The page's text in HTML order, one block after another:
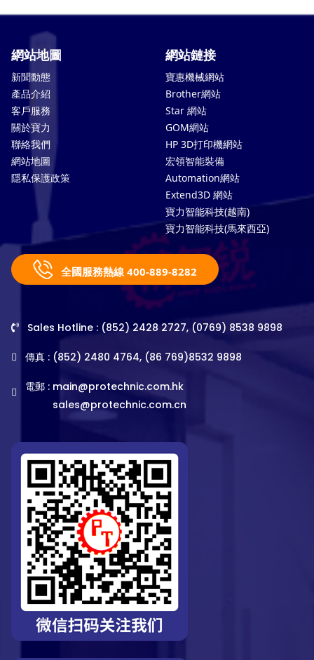
網站地圖
新聞動態
產品介紹
客戶服務
關於寶力
聯絡我們
網站地圖
隱私保護政策
網站鏈接
寶惠機械網站
Brother網站
Star 網站
GOM網站
HP 3D打印機網站
宏領智能裝備
Automation網站
Extend3D 網站
寶力智能科技(越南)
寶力智能科技(馬來西亞)
全國服務熱線 400-889-8282
Sales Hotline : (852) 2428 2727, (0769) 8538 9898
傳真 : (852) 2480 4764, (86 769)8532 9898
電郵 : main@protechnic.com.hk
sales@protechnic.com.cn